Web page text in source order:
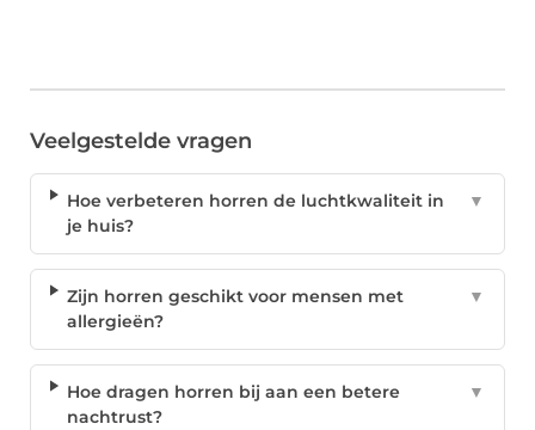
Veelgestelde vragen
Hoe verbeteren horren de luchtkwaliteit in
je huis?
▼
Zijn horren geschikt voor mensen met
allergieën?
▼
Hoe dragen horren bij aan een betere
nachtrust?
▼